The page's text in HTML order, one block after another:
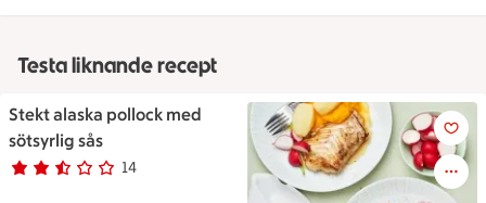
Testa liknande recept
Stekt alaska pollock med
sötsyrlig sås
Betyg 2.4 av 5. 14
14 personer har röstat
Stekt alaska pollock med